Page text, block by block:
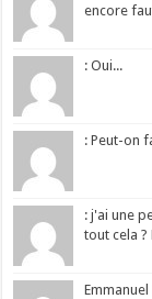
encore
: Oui...
: Peut-on
: j'ai une
tout cela ?